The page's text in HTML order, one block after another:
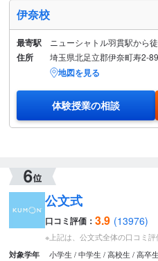
伊奈校
最寄駅 ニューシャトル羽貫駅から
住所 埼玉県北足立郡伊奈町寿2-
地図を見る
体験授業の相談
公文式
口コミ評価： 3.9 (13976)
※上記は、公文式全体の口コミ
対象学年 小学生 中学生 高校生 高卒生